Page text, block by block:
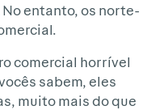
entanto, os norte-
comercial horrível
sabem, eles
muito mais do que